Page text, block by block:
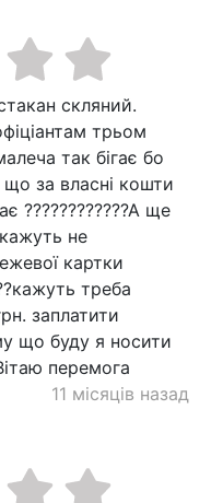
скляний.
трьом
так бігає бо
за власні кошти
????????????А ще
не
картки
треба
заплатити
що буду я носити
перемога
11 місяців назад